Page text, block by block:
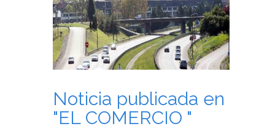
Noticia publicada en
"EL COMERCIO "